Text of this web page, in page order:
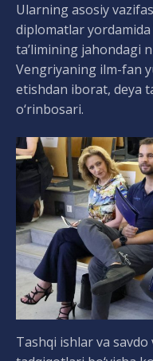
Ularning asosiy
diplomatlar
ta’limining jahondagi
Vengriyaning ilm-fan
etishdan iborat, deya
o‘rinbosari.
Tashqi ishlar va